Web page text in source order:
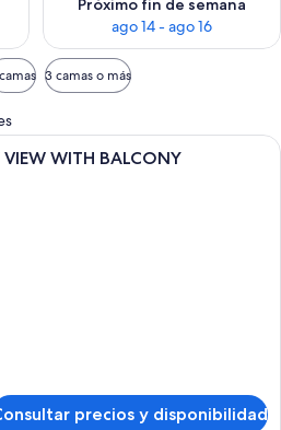
Próximo fin de semana
ago 14 - ago 16
3 camas o más
Una habitación de hotel moderna
VIEW WITH BALCONY
precios y disponibilidad